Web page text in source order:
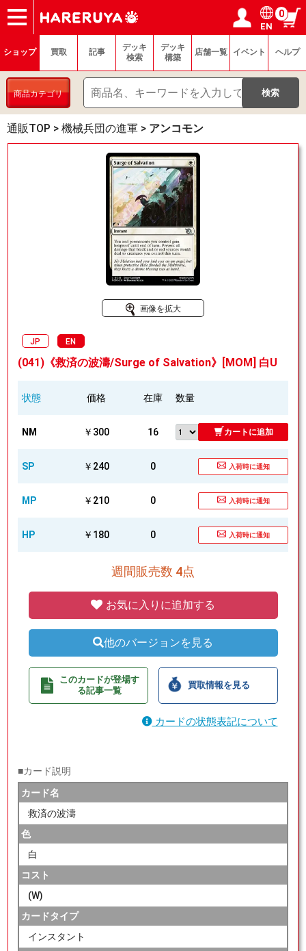
ショップ
買取
記事
デッキ検索
デッキ構築
選手一覧
店舗一覧
イベント
ヘルプ
お問い合わせ ログイン／会員登録
マイページ
EN
0
ショップ 買取 記事
デッキ
検索
デッキ
構築
店舗一覧 イベント ヘルプ
商品カテゴリ
通販TOP > 機械兵団の進軍 > アンコモン
画像を拡大
JP EN
(041)《救済の波濤/Surge of Salvation》[MOM] 白U
状態 価格 在庫 数量
NM ￥300 16 カートに追加
SP ￥240 0 入荷時に通知
MP ￥210 0 入荷時に通知
HP ￥180 0 入荷時に通知
週間販売数 4点
お気に入りに追加する
他のバージョンを見る
このカードが登場す
る記事一覧
買取情報を見る
カードの状態表記について
■カード説明
カード名
救済の波濤
色
白
コスト
(W)
カードタイプ
インスタント